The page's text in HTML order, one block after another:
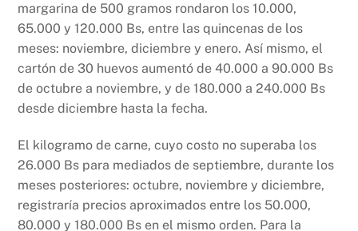
margarina de 500 gramos rondaron los 10.000,
65.000 y 120.000 Bs, entre las quincenas de los
meses: noviembre, diciembre y enero. Así mismo, el
cartón de 30 huevos aumentó de 40.000 a 90.000 Bs
de octubre a noviembre, y de 180.000 a 240.000 Bs
desde diciembre hasta la fecha.
El kilogramo de carne, cuyo costo no superaba los
26.000 Bs para mediados de septiembre, durante los
meses posteriores: octubre, noviembre y diciembre,
registraría precios aproximados entre los 50.000,
80.000 y 180.000 Bs en el mismo orden. Para la